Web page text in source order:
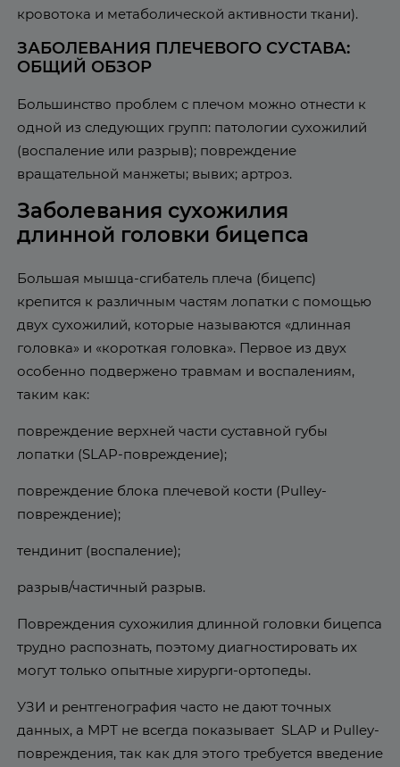
кровотока и метаболической активности ткани).
ЗАБОЛЕВАНИЯ ПЛЕЧЕВОГО СУСТАВА:
ОБЩИЙ ОБЗОР
Большинство проблем с плечом можно отнести к
одной из следующих групп: патологии сухожилий
(воспаление или разрыв); повреждение
вращательной манжеты; вывих; артроз.
Заболевания сухожилия
длинной головки бицепса
Большая мышца-сгибатель плеча (бицепс)
крепится к различным частям лопатки с помощью
двух сухожилий, которые называются «длинная
головка» и «короткая головка». Первое из двух
особенно подвержено травмам и воспалениям,
таким как:
повреждение верхней части суставной губы
лопатки (SLAP-повреждение);
повреждение блока плечевой кости (Pulley-
повреждение);
тендинит (воспаление);
разрыв/частичный разрыв.
Повреждения сухожилия длинной головки бицепса
трудно распознать, поэтому диагностировать их
могут только опытные хирурги-ортопеды.
УЗИ и рентгенография часто не дают точных
данных, а МРТ не всегда показывает SLAP и Pulley-
повреждения, так как для этого требуется введение